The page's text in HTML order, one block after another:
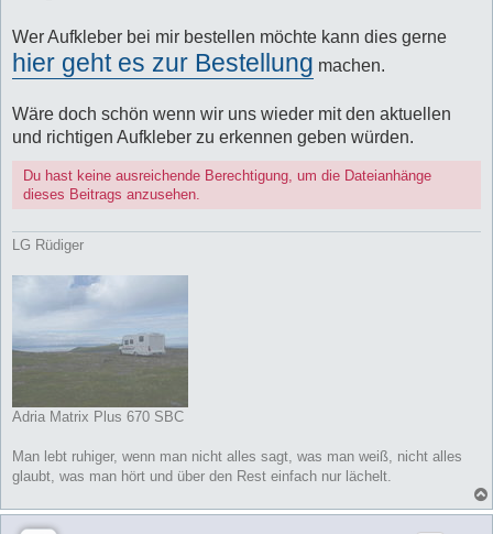
Wer Aufkleber bei mir bestellen möchte kann dies gerne
hier geht es zur Bestellung machen.
Wäre doch schön wenn wir uns wieder mit den aktuellen
und richtigen Aufkleber zu erkennen geben würden.
Du hast keine ausreichende Berechtigung, um die Dateianhänge
dieses Beitrags anzusehen.
LG Rüdiger
Adria Matrix Plus 670 SBC
Man lebt ruhiger, wenn man nicht alles sagt, was man weiß, nicht alles
glaubt, was man hört und über den Rest einfach nur lächelt.